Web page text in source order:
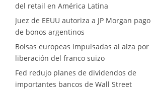
del retail en América Latina
Juez de EEUU autoriza a JP Morgan pago
de bonos argentinos
Bolsas europeas impulsadas al alza por
liberación del franco suizo
Fed redujo planes de dividendos de
importantes bancos de Wall Street